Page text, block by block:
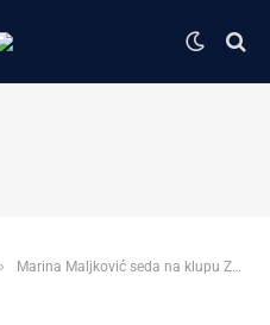
Marina Maljković seda na klupu Zvezde!!